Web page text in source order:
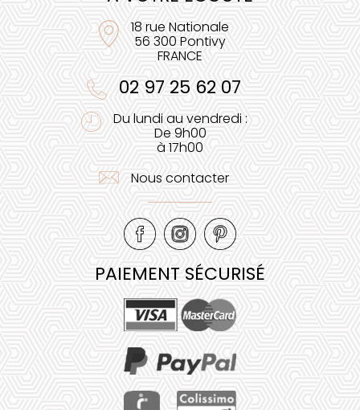
18 rue Nationale
56 300 Pontivy
FRANCE
02 97 25 62 07
Du lundi au vendredi :
De 9h00
à 17h00
Nous contacter
PAIEMENT SÉCURISÉ